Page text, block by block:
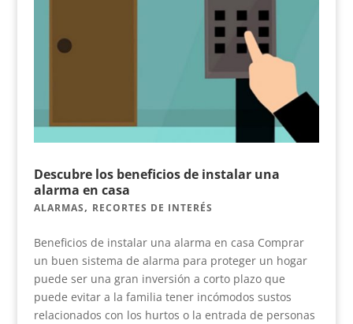
Descubre los beneficios de instalar una
alarma en casa
ALARMAS, RECORTES DE INTERÉS
Beneficios de instalar una alarma en casa Comprar
un buen sistema de alarma para proteger un hogar
puede ser una gran inversión a corto plazo que
puede evitar a la familia tener incómodos sustos
relacionados con los hurtos o la entrada de personas